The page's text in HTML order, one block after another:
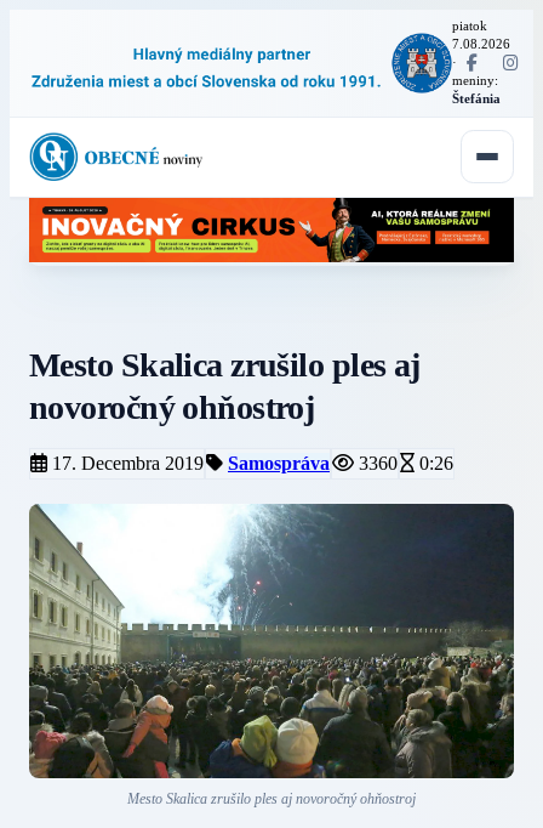
piatok
7.08.2026
·
meniny:
Štefánia
Mesto Skalica zrušilo ples aj
novoročný ohňostroj
17. Decembra 2019 Samospráva 3360 0:26
Mesto Skalica zrušilo ples aj novoročný ohňostroj